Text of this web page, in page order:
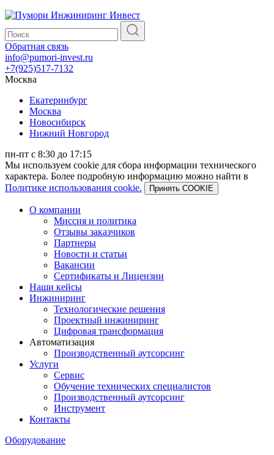
Обратная связь
info@pumori-invest.ru
+7(925)517-7132
Москва
Екатеринбург
Москва
Новосибирск
Нижний Новгород
пн-пт с 8:30 до 17:15
Мы используем cookie для сбора информации технического
характера. Более подробную информацию можно найти в
Политике использования cookie.
Принять COOKIE
О компании
Миссия и политика
Отзывы заказчиков
Партнеры
Новости и статьи
Вакансии
Сертификаты и Лицензии
Наши кейсы
Инжиниринг
Технологические решения
Проектный инжиниринг
Цифровая трансформация
Автоматизация
Производственный аутсорсинг
Услуги
Сервис
Обучение технических специалистов
Производственный аутсорсинг
Инструмент
Контакты
Оборудование